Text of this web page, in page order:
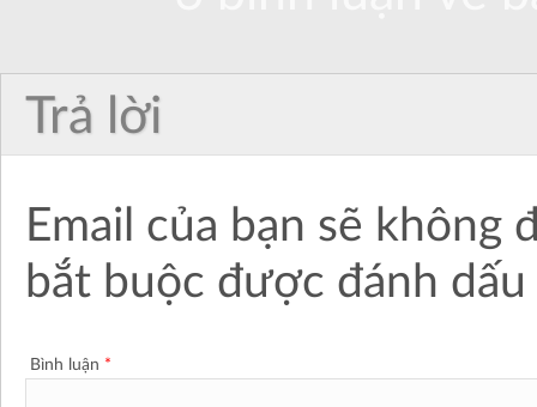
Trả lời
Email của bạn sẽ
bắt buộc được đánh dấu
Bình luận *